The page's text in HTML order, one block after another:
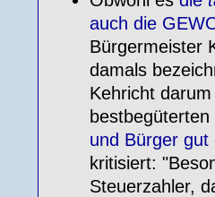
auch die
Bürgermeister
damals
Kehricht
und Bürger gut
kritisiert:
Steuerzahler,